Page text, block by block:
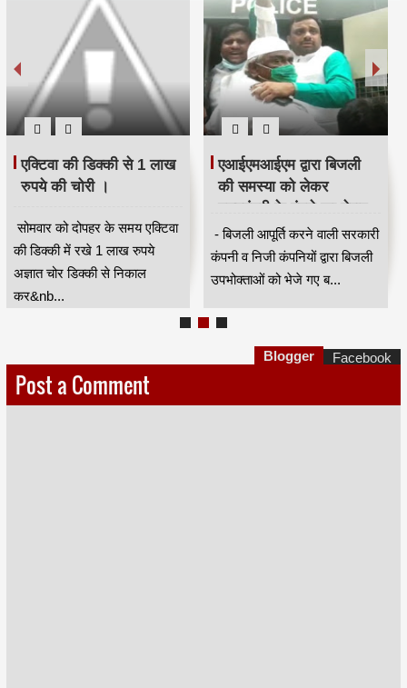
एक्टिवा की डिक्की से 1 लाख
रुपये की चोरी ।
सोमवार को दोपहर के समय एक्टिवा
की डिक्की में रखे 1 लाख रुपये
अज्ञात चोर डिक्की से निकाल
कर&nb...
एआईएमआईएम द्वारा बिजली
की समस्या को लेकर
मुख्यमंत्री के बंगले का घेराव
करने के लिए एकत्रित होने
वालों को पुलिस ने लिया
हिरासत में ।
- बिजली आपूर्ति करने वाली सरकारी
कंपनी व निजी कंपनियों द्वारा बिजली
उपभोक्ताओं को भेजे गए ब...
Post a Comment
Blogger Facebook